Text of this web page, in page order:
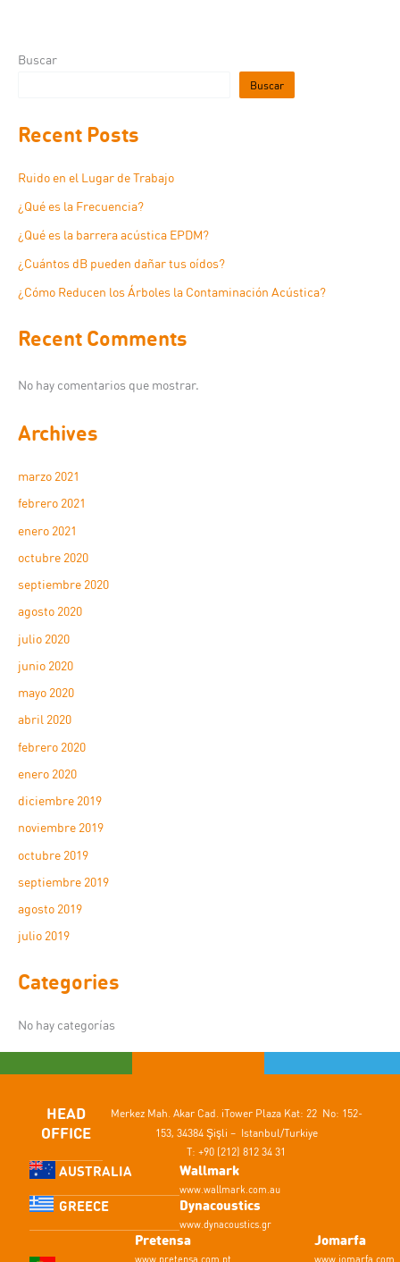
Buscar
Buscar
Recent Posts
Ruido en el Lugar de Trabajo
¿Qué es la Frecuencia?
¿Qué es la barrera acústica EPDM?
¿Cuántos dB pueden dañar tus oídos?
¿Cómo Reducen los Árboles la Contaminación Acústica?
Recent Comments
No hay comentarios que mostrar.
Archives
marzo 2021
febrero 2021
enero 2021
octubre 2020
septiembre 2020
agosto 2020
julio 2020
junio 2020
mayo 2020
abril 2020
febrero 2020
enero 2020
diciembre 2019
noviembre 2019
octubre 2019
septiembre 2019
agosto 2019
julio 2019
Categories
No hay categorías
HEAD
OFFICE
Merkez Mah. Akar Cad. iTower Plaza Kat: 22 No: 152-
153, 34384 Şişli – Istanbul/Turkiye
T: +90 (212) 812 34 31
AUSTRALIA Wallmark
www.wallmark.com.au
GREECE Dynacoustics
www.dynacoustics.gr
Pretensa Jomarfa